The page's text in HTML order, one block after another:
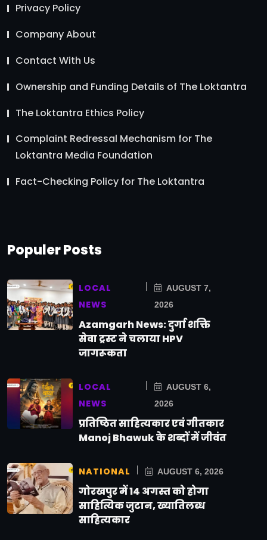
Privacy Policy
Company About
Contact With Us
Ownership and Funding Details of The Loktantra
The Loktantra Ethics Policy
Complaint Redressal Mechanism for The
Loktantra Media Foundation
Fact-Checking Policy for The Loktantra
Populer Posts
LOCAL
NEWS
AUGUST 7,
2026
Azamgarh News: दुर्गा शक्ति
सेवा ट्रस्ट ने चलाया HPV
जागरूकता
LOCAL
NEWS
AUGUST 6,
2026
प्रतिष्ठित साहित्यकार एवं गीतकार
Manoj Bhawuk के शब्दों में जीवंत
NATIONAL AUGUST 6, 2026
गोरखपुर में 14 अगस्त को होगा
साहित्यिक जुटान, ख्यातिलब्ध
साहित्यकार